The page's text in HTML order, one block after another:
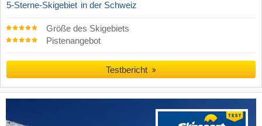
5-Sterne-Skigebiet in der Schweiz
Größe des Skigebiets
Pistenangebot
Testbericht